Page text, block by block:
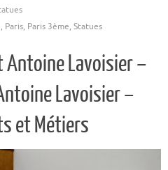
, Paris, Paris 3ème, Statues
Lavoisier –
Lavoisier –
et Métiers